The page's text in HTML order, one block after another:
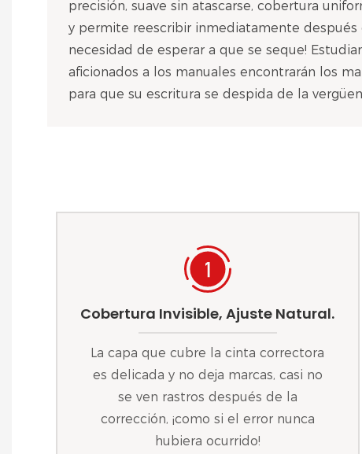
precisión, suave sin atascarse, cobertura
y permite reescribir inmediatamente después
necesidad de esperar a que se seque!
aficionados a los manuales encontrarán los
para que su escritura se despida de la
Cobertura Invisible, Ajuste Natural.
La capa que cubre la cinta correctora
es delicada y no deja marcas, casi no
se ven rastros después de la
corrección, ¡como si el error nunca
hubiera ocurrido!